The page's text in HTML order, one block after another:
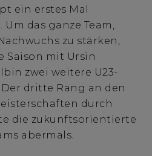
ein erstes Mal
das ganze Team,
zu stärken,
Saison mit Ursin
zwei weitere U23-
dritte Rang an den
durch
die zukunftsorientierte
abermals.